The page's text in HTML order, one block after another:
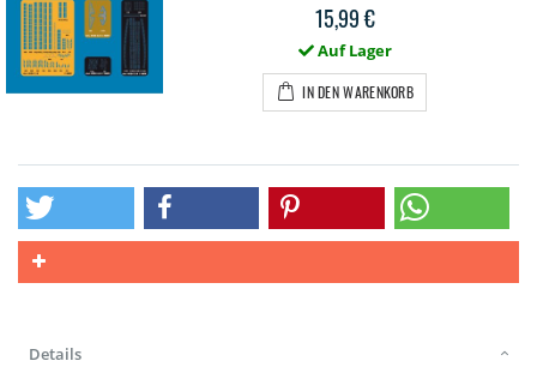
15,99 €
Auf Lager
IN DEN WARENKORB
Details